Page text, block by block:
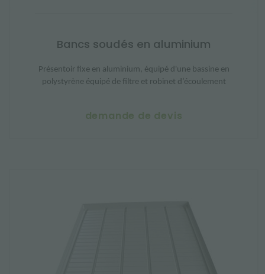
Bancs soudés en aluminium
Présentoir fixe en aluminium, équipé d'une bassine en
polystyrène équipé de filtre et robinet d’écoulement
demande de devis